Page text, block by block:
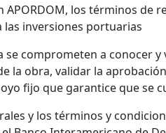
los términos
las inversiones portuarias
comprometen a conocer
la obra, validar la
fijo que garantice que se
y los términos y